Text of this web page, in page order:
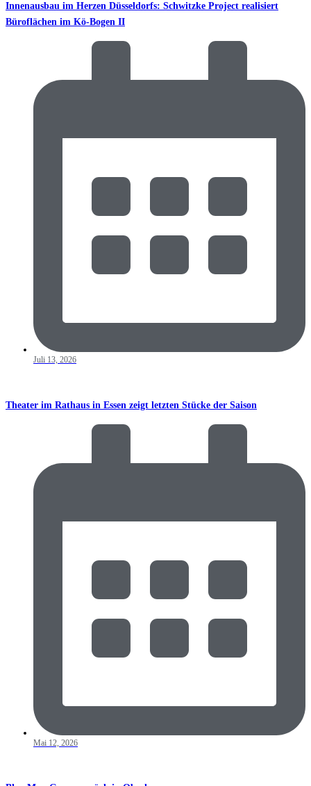
Innenausbau im Herzen Düsseldorfs: Schwitzke Project realisiert
Büroflächen im Kö-Bogen II
Juli 13, 2026
Theater im Rathaus in Essen zeigt letzten Stücke der Saison
Mai 12, 2026